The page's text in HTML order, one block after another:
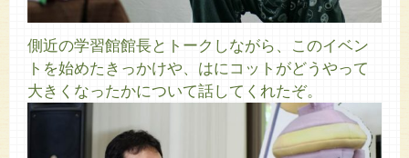
側近の学習館館長とトークしながら、このイベン
トを始めたきっかけや、はにコットがどうやって
大きくなったかについて話してくれたぞ。